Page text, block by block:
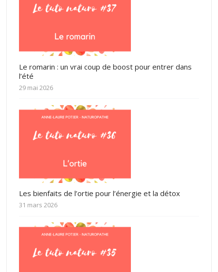
Le romarin : un vrai coup de boost pour entrer dans
l’été
29 mai 2026
Les bienfaits de l’ortie pour l’énergie et la détox
31 mars 2026